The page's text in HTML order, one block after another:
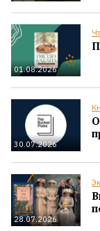
01.08.2026
30.07.2026
28.07.2026